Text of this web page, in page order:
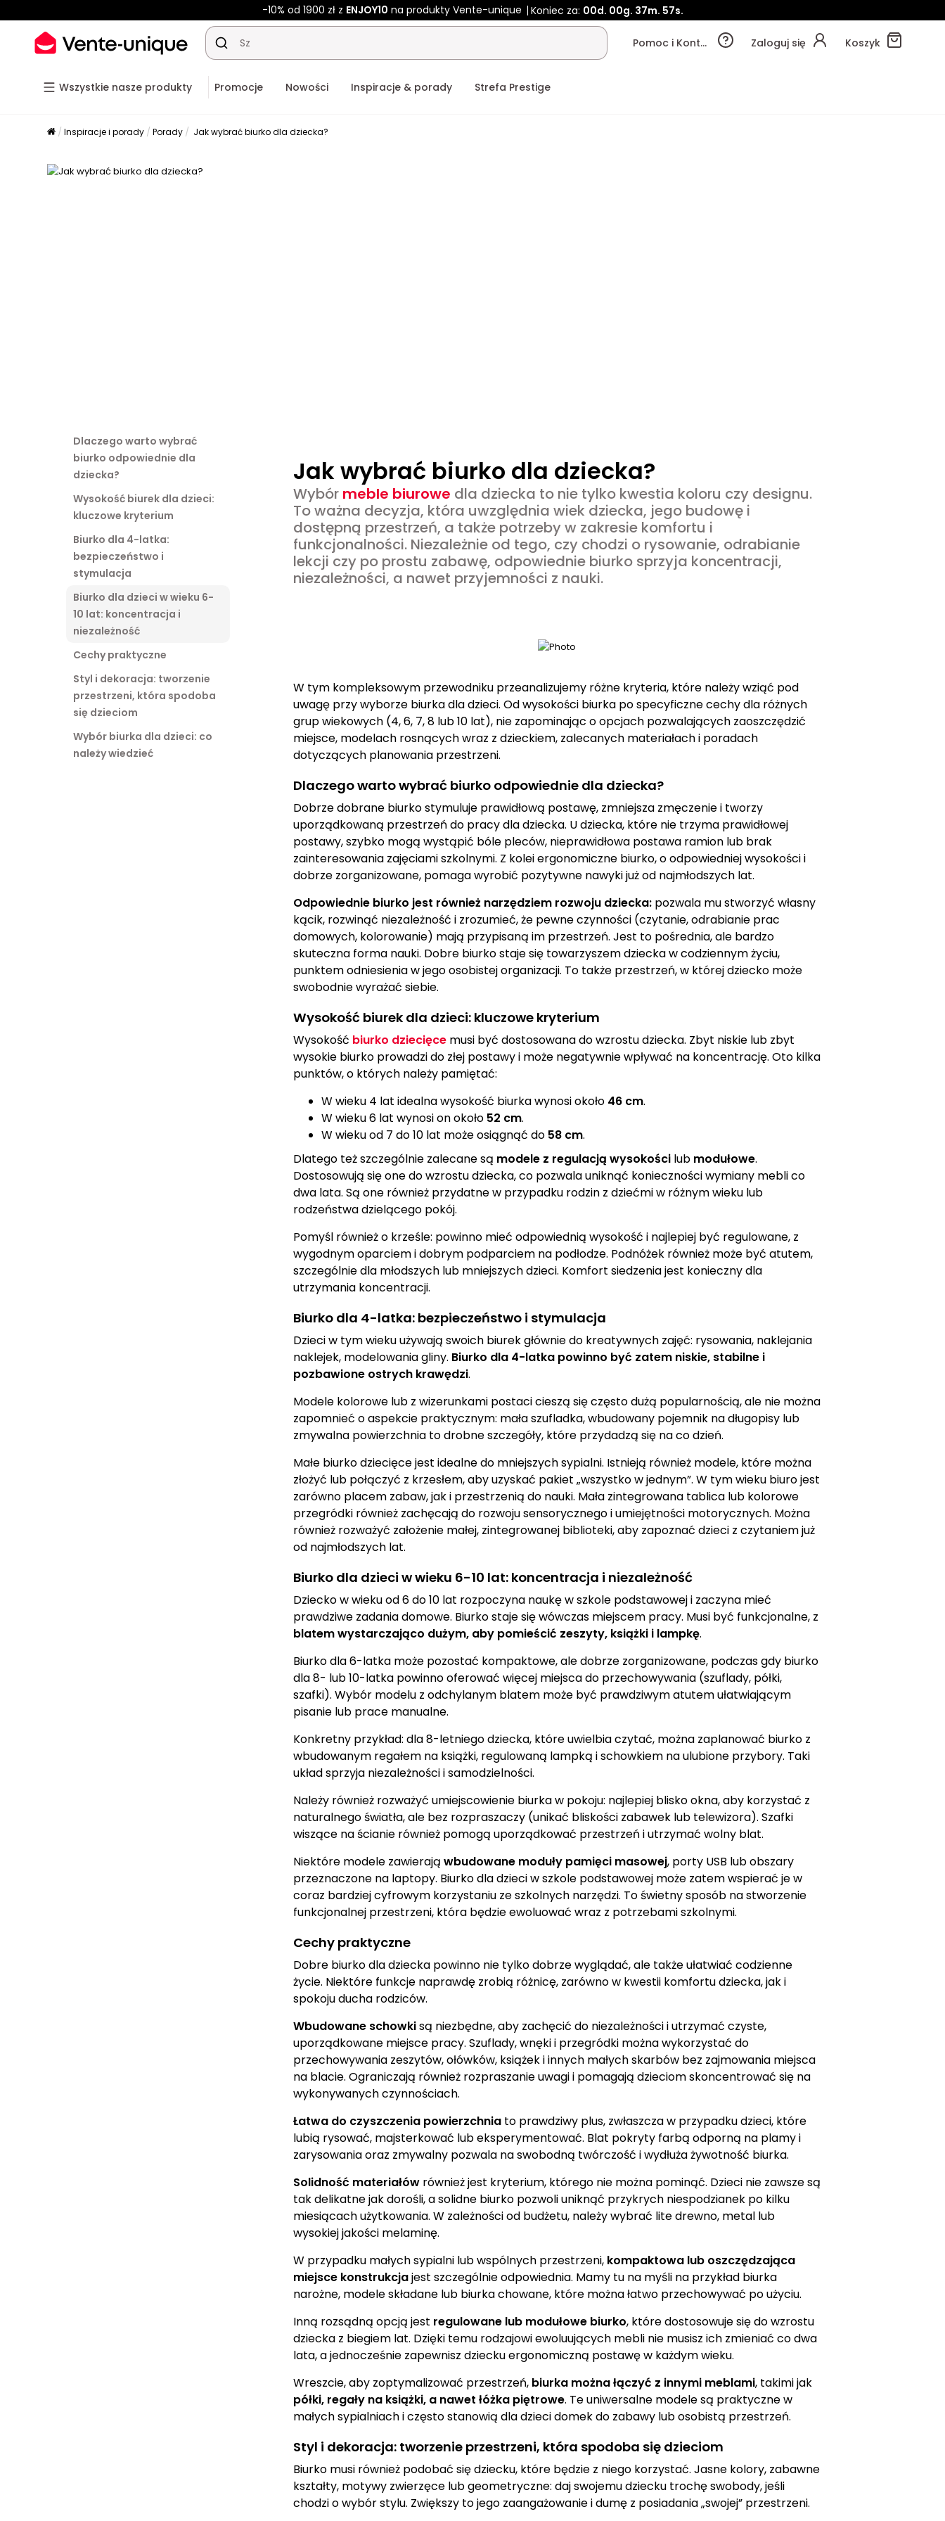
-10% od 1900 zł z ENJOY10 na produkty Vente-unique Koniec za: 00d. 00g. 37m. 56s.
Pomoc i Kontakt Zaloguj się Koszyk
Wszystkie nasze produkty Promocje Nowości Inspiracje & porady Strefa Prestige
Inspiracje i porady Porady Jak wybrać biurko dla dziecka?
Dlaczego warto wybrać
biurko odpowiednie dla
dziecka?
Wysokość biurek dla dzieci:
kluczowe kryterium
Biurko dla 4-latka:
bezpieczeństwo i
stymulacja
Biurko dla dzieci w wieku 6-
10 lat: koncentracja i
niezależność
Cechy praktyczne
Styl i dekoracja: tworzenie
przestrzeni, która spodoba
się dzieciom
Wybór biurka dla dzieci: co
należy wiedzieć
Jak wybrać biurko dla dziecka?
Wybór meble biurowe dla dziecka to nie tylko kwestia koloru czy designu.
To ważna decyzja, która uwzględnia wiek dziecka, jego budowę i
dostępną przestrzeń, a także potrzeby w zakresie komfortu i
funkcjonalności. Niezależnie od tego, czy chodzi o rysowanie, odrabianie
lekcji czy po prostu zabawę, odpowiednie biurko sprzyja koncentracji,
niezależności, a nawet przyjemności z nauki.
W tym kompleksowym przewodniku przeanalizujemy różne kryteria, które należy wziąć pod
uwagę przy wyborze biurka dla dzieci. Od wysokości biurka po specyficzne cechy dla różnych
grup wiekowych (4, 6, 7, 8 lub 10 lat), nie zapominając o opcjach pozwalających zaoszczędzić
miejsce, modelach rosnących wraz z dzieckiem, zalecanych materiałach i poradach
dotyczących planowania przestrzeni.
Dlaczego warto wybrać biurko odpowiednie dla dziecka?
Dobrze dobrane biurko stymuluje prawidłową postawę, zmniejsza zmęczenie i tworzy
uporządkowaną przestrzeń do pracy dla dziecka. U dziecka, które nie trzyma prawidłowej
postawy, szybko mogą wystąpić bóle pleców, nieprawidłowa postawa ramion lub brak
zainteresowania zajęciami szkolnymi. Z kolei ergonomiczne biurko, o odpowiedniej wysokości i
dobrze zorganizowane, pomaga wyrobić pozytywne nawyki już od najmłodszych lat.
Odpowiednie biurko jest również narzędziem rozwoju dziecka: pozwala mu stworzyć własny
kącik, rozwinąć niezależność i zrozumieć, że pewne czynności (czytanie, odrabianie prac
domowych, kolorowanie) mają przypisaną im przestrzeń. Jest to pośrednia, ale bardzo
skuteczna forma nauki. Dobre biurko staje się towarzyszem dziecka w codziennym życiu,
punktem odniesienia w jego osobistej organizacji. To także przestrzeń, w której dziecko może
swobodnie wyrażać siebie.
Wysokość biurek dla dzieci: kluczowe kryterium
Wysokość biurko dziecięce musi być dostosowana do wzrostu dziecka. Zbyt niskie lub zbyt
wysokie biurko prowadzi do złej postawy i może negatywnie wpływać na koncentrację. Oto kilka
punktów, o których należy pamiętać:
W wieku 4 lat idealna wysokość biurka wynosi około 46 cm.
W wieku 6 lat wynosi on około 52 cm.
W wieku od 7 do 10 lat może osiągnąć do 58 cm.
Dlatego też szczególnie zalecane są modele z regulacją wysokości lub modułowe.
Dostosowują się one do wzrostu dziecka, co pozwala uniknąć konieczności wymiany mebli co
dwa lata. Są one również przydatne w przypadku rodzin z dziećmi w różnym wieku lub
rodzeństwa dzielącego pokój.
Pomyśl również o krześle: powinno mieć odpowiednią wysokość i najlepiej być regulowane, z
wygodnym oparciem i dobrym podparciem na podłodze. Podnóżek również może być atutem,
szczególnie dla młodszych lub mniejszych dzieci. Komfort siedzenia jest konieczny dla
utrzymania koncentracji.
Biurko dla 4-latka: bezpieczeństwo i stymulacja
Dzieci w tym wieku używają swoich biurek głównie do kreatywnych zajęć: rysowania, naklejania
naklejek, modelowania gliny. Biurko dla 4-latka powinno być zatem niskie, stabilne i
pozbawione ostrych krawędzi.
Modele kolorowe lub z wizerunkami postaci cieszą się często dużą popularnością, ale nie można
zapomnieć o aspekcie praktycznym: mała szufladka, wbudowany pojemnik na długopisy lub
zmywalna powierzchnia to drobne szczegóły, które przydadzą się na co dzień.
Małe biurko dziecięce jest idealne do mniejszych sypialni. Istnieją również modele, które można
złożyć lub połączyć z krzesłem, aby uzyskać pakiet „wszystko w jednym”. W tym wieku biuro jest
zarówno placem zabaw, jak i przestrzenią do nauki. Mała zintegrowana tablica lub kolorowe
przegródki również zachęcają do rozwoju sensorycznego i umiejętności motorycznych. Można
również rozważyć założenie małej, zintegrowanej biblioteki, aby zapoznać dzieci z czytaniem już
od najmłodszych lat.
Biurko dla dzieci w wieku 6-10 lat: koncentracja i niezależność
Dziecko w wieku od 6 do 10 lat rozpoczyna naukę w szkole podstawowej i zaczyna mieć
prawdziwe zadania domowe. Biurko staje się wówczas miejscem pracy. Musi być funkcjonalne, z
blatem wystarczająco dużym, aby pomieścić zeszyty, książki i lampkę.
Biurko dla 6-latka może pozostać kompaktowe, ale dobrze zorganizowane, podczas gdy biurko
dla 8- lub 10-latka powinno oferować więcej miejsca do przechowywania (szuflady, półki,
szafki). Wybór modelu z odchylanym blatem może być prawdziwym atutem ułatwiającym
pisanie lub prace manualne.
Konkretny przykład: dla 8-letniego dziecka, które uwielbia czytać, można zaplanować biurko z
wbudowanym regałem na książki, regulowaną lampką i schowkiem na ulubione przybory. Taki
układ sprzyja niezależności i samodzielności.
Należy również rozważyć umiejscowienie biurka w pokoju: najlepiej blisko okna, aby korzystać z
naturalnego światła, ale bez rozpraszaczy (unikać bliskości zabawek lub telewizora). Szafki
wiszące na ścianie również pomogą uporządkować przestrzeń i utrzymać wolny blat.
Niektóre modele zawierają wbudowane moduły pamięci masowej, porty USB lub obszary
przeznaczone na laptopy. Biurko dla dzieci w szkole podstawowej może zatem wspierać je w
coraz bardziej cyfrowym korzystaniu ze szkolnych narzędzi. To świetny sposób na stworzenie
funkcjonalnej przestrzeni, która będzie ewoluować wraz z potrzebami szkolnymi.
Cechy praktyczne
Dobre biurko dla dziecka powinno nie tylko dobrze wyglądać, ale także ułatwiać codzienne
życie. Niektóre funkcje naprawdę zrobią różnicę, zarówno w kwestii komfortu dziecka, jak i
spokoju ducha rodziców.
Wbudowane schowkisą niezbędne, aby zachęcić do niezależności i utrzymać czyste,
uporządkowane miejsce pracy. Szuflady, wnęki i przegródki można wykorzystać do
przechowywania zeszytów, ołówków, książek i innych małych skarbów bez zajmowania miejsca
na blacie. Ograniczają również rozpraszanie uwagi i pomagają dzieciom skoncentrować się na
wykonywanych czynnościach.
Łatwa do czyszczenia powierzchnia to prawdziwy plus, zwłaszcza w przypadku dzieci, które
lubią rysować, majsterkować lub eksperymentować. Blat pokryty farbą odporną na plamy i
zarysowania oraz zmywalny pozwala na swobodną twórczość i wydłuża żywotność biurka.
Solidność materiałów również jest kryterium, którego nie można pominąć. Dzieci nie zawsze są
tak delikatne jak dorośli, a solidne biurko pozwoli uniknąć przykrych niespodzianek po kilku
miesiącach użytkowania. W zależności od budżetu, należy wybrać lite drewno, metal lub
wysokiej jakości melaminę.
W przypadku małych sypialni lub wspólnych przestrzeni, kompaktowa lub oszczędzająca
miejsce konstrukcjajest szczególnie odpowiednia. Mamy tu na myśli na przykład biurka
narożne, modele składane lub biurka chowane, które można łatwo przechowywać po użyciu.
Inną rozsądną opcją jest regulowane lub modułowe biurko, które dostosowuje się do wzrostu
dziecka z biegiem lat. Dzięki temu rodzajowi ewoluujących mebli nie musisz ich zmieniać co dwa
lata, a jednocześnie zapewnisz dziecku ergonomiczną postawę w każdym wieku.
Wreszcie, aby zoptymalizować przestrzeń, biurka można łączyć z innymi meblami, takimi jak
półki, regały na książki, a nawet łóżka piętrowe. Te uniwersalne modele są praktyczne w
małych sypialniach i często stanowią dla dzieci domek do zabawy lub osobistą przestrzeń.
Styl i dekoracja: tworzenie przestrzeni, która spodoba się dzieciom
Biurko musi również podobać się dziecku, które będzie z niego korzystać. Jasne kolory, zabawne
kształty, motywy zwierzęce lub geometryczne: daj swojemu dziecku trochę swobody, jeśli
chodzi o wybór stylu. Zwiększy to jego zaangażowanie i dumę z posiadania „swojej” przestrzeni.